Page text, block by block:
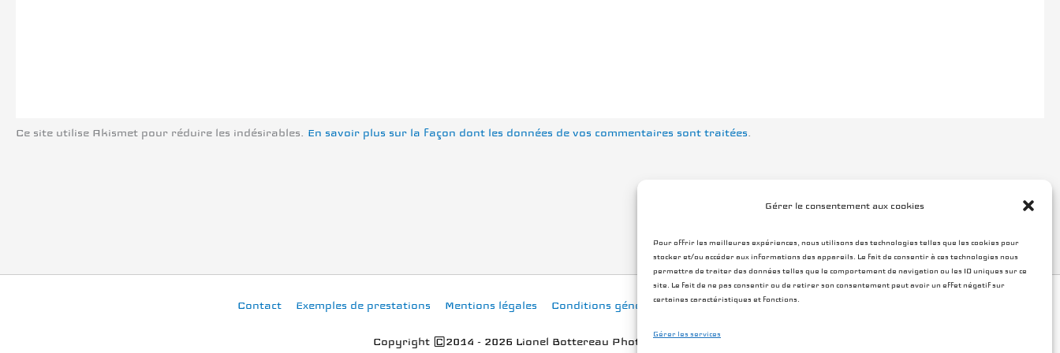
Gérer le consentement aux cookies
Pour offrir les meilleures expériences, nous utilisons des technologies telles que les cookies pour
stocker et/ou accéder aux informations des appareils. Le fait de consentir à ces technologies nous
permettra de traiter des données telles que le comportement de navigation ou les ID uniques sur ce
site. Le fait de ne pas consentir ou de retirer son consentement peut avoir un effet négatif sur
certaines caractéristiques et fonctions.
Gérer les services
Ce site utilise Akismet pour réduire les indésirables. En savoir plus sur la façon dont les données de vos commentaires sont traitées.
Contact Exemples de prestations Mentions légales Conditions générales Politique de cookies (UE)
Copyright ©2014 - 2026 Lionel Bottereau Photographe